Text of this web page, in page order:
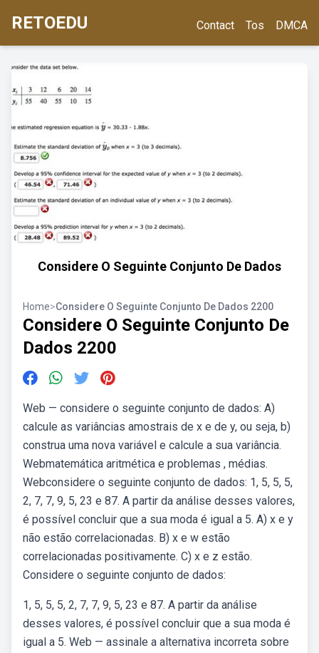
RETOEDU Contact Tos DMCA
Considere O Seguinte Conjunto De Dados
Home>Considere O Seguinte Conjunto De Dados 2200
Considere O Seguinte Conjunto De
Dados 2200
Web — considere o seguinte conjunto de dados: A)
calcule as variâncias amostrais de x e de y, ou seja, b)
construa uma nova variável e calcule a sua variância.
Webmatemática aritmética e problemas , médias.
Webconsidere o seguinte conjunto de dados: 1, 5, 5, 5,
2, 7, 7, 9, 5, 23 e 87. A partir da análise desses valores,
é possível concluir que a sua moda é igual a 5. A) x e y
não estão correlacionadas. B) x e w estão
correlacionadas positivamente. C) x e z estão.
Considere o seguinte conjunto de dados:
1, 5, 5, 5, 2, 7, 7, 9, 5, 23 e 87. A partir da análise
desses valores, é possível concluir que a sua moda é
igual a 5. Web — assinale a alternativa incorreta sobre